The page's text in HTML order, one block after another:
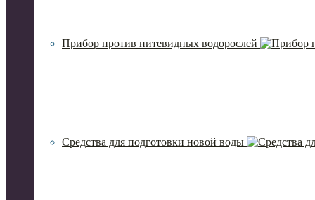
Прибор против нитевидных водорослей
Средства для подготовки новой воды